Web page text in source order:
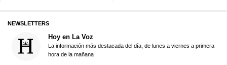
NEWSLETTERS
Hoy en La Voz
La información más destacada del día, de lunes a viernes a primera
hora de la mañana